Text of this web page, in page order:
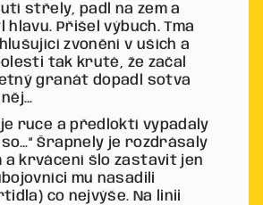
střely, padl na zem a
Přišel výbuch. Tma
zvonění v uších a
tak kruté, že začal
granát dopadl sotva
ruce a předloktí vypadaly
Šrapnely je rozdrásaly
a krvácení šlo zastavit jen
mu nasadili
co nejvýše. Na linii